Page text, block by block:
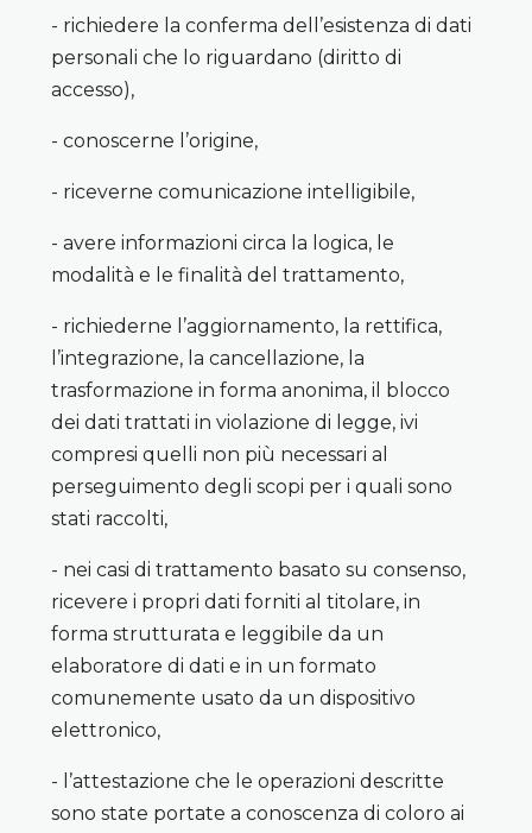
- richiedere la conferma dell’esistenza di dati
personali che lo riguardano (diritto di
accesso),
- conoscerne l’origine,
- riceverne comunicazione intelligibile,
- avere informazioni circa la logica, le
modalità e le finalità del trattamento,
- richiederne l’aggiornamento, la rettifica,
l’integrazione, la cancellazione, la
trasformazione in forma anonima, il blocco
dei dati trattati in violazione di legge, ivi
compresi quelli non più necessari al
perseguimento degli scopi per i quali sono
stati raccolti,
- nei casi di trattamento basato su consenso,
ricevere i propri dati forniti al titolare, in
forma strutturata e leggibile da un
elaboratore di dati e in un formato
comunemente usato da un dispositivo
elettronico,
- l’attestazione che le operazioni descritte
sono state portate a conoscenza di coloro ai